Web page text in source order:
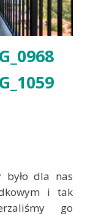
było dla nas
i tak
go